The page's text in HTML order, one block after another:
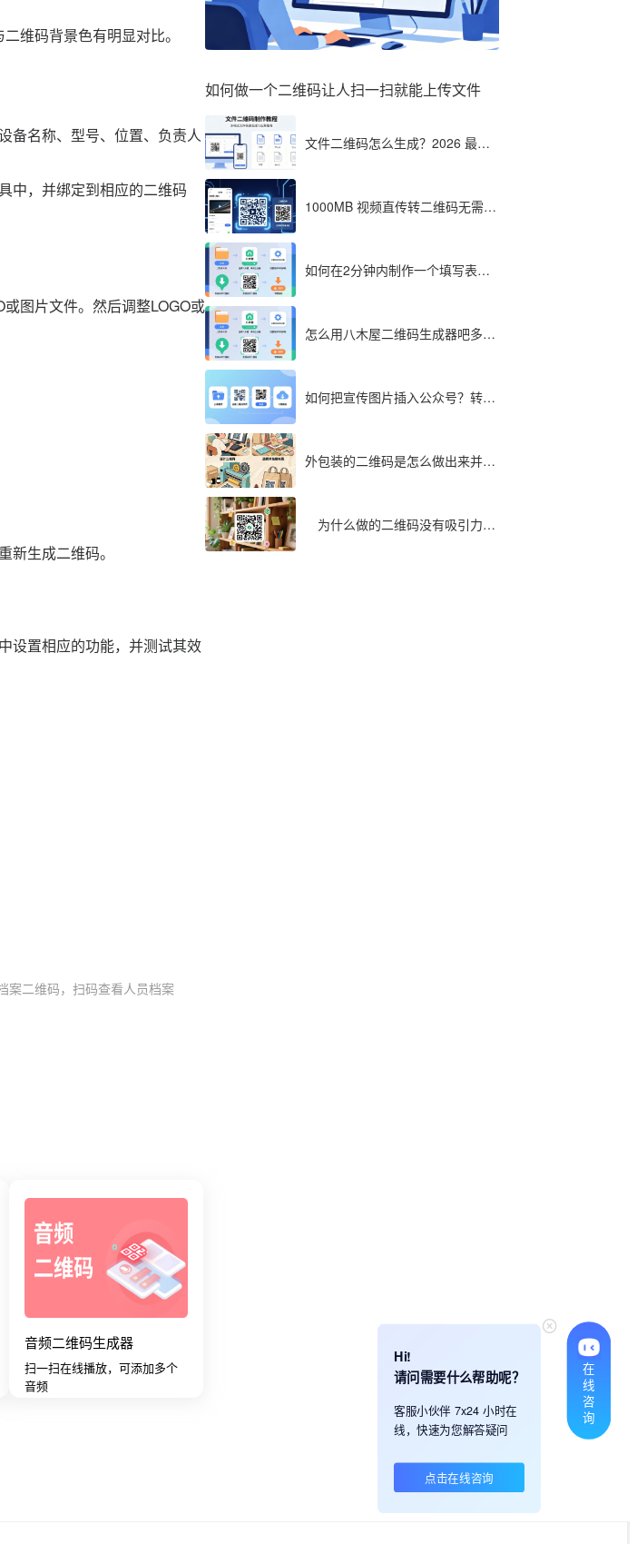
维码背景色有明显对比。
备名称、型号、位置、负责人
中，并绑定到相应的二维码
图片文件。然后调整LOGO或
生成二维码。
设置相应的功能，并测试其效
案二维码，扫码查看人员档案
音频二维码生成器
扫一扫在线播放，可添加多个
音频
如何做一个二维码让人扫一扫就能上传文件
文件二维码怎么生成？2026 最全
1000MB 视频直传转二维码无需压
如何在2分钟内制作一个填写表格
怎么用八木屋二维码生成器吧多个
如何把宣传图片插入公众号？转为
外包装的二维码是怎么做出来并印
为什么做的二维码没有吸引力，
Hi!
请问需要什么帮助呢？
客服小伙伴 7x24 小时在
线，快速为您解答疑问
点击在线咨询
在
线
咨
询